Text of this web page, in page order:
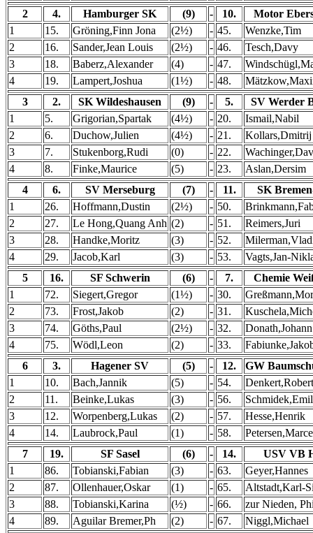
2
4. Hamburger SK (9) - 10.
Motor
1
15. Gröning,Finn Jona (2½) - 45.
Wenzke,Tim
2
16. Sander,Jean Louis (2½) - 46.
Tesch,Davy
3
18. Baberz,Alexander (4) - 47.
4
19. Lampert,Joshua (1½) - 48.
3
2. SK Wildeshausen (9) - 5.
SV Werder
1
5. Grigorian,Spartak (4½) - 20.
Ismail,Nabil
2
6. Duchow,Julien (4½) - 21.
Kollars,Dmitrij
3
7. Stukenborg,Rudi (0) - 22.
4
8. Finke,Maurice (5) - 23.
Aslan,Dersim
4
6. SV Merseburg (7) - 11.
SK
1
26. Hoffmann,Dustin (2½) - 50.
2
27. Le Hong,Quang Anh (2) - 51.
Reimers,Juri
3
28. Handke,Moritz (3) - 52.
4
29. Jacob,Karl (3) - 53.
Vagts,Jan-
5
16. SF Schwerin (6) - 7.
Chemie
1
72. Siegert,Gregor (1½) - 30.
2
73. Frost,Jakob (2) - 31.
3
74. Göths,Paul (2½) - 32.
Donath,Johann
4
75. Wödl,Leon (2) - 33.
6
3. Hagener SV (5) - 12.
GW
1
10. Bach,Jannik (5) - 54.
Denkert,Robert
2
11. Beinke,Lukas (3) - 56.
Schmidek,Emil
3
12. Worpenberg,Lukas (2) - 57.
Hesse,Henrik
4
14. Laubrock,Paul (1) - 58.
7
19. SF Sasel (6) - 14.
USV VB
1
86. Tobianski,Fabian (3) - 63.
Geyer,Hannes
2
87. Ollenhauer,Oskar (1) - 65.
Altstadt,Karl-
3
88. Tobianski,Karina (½) - 66.
zur Nieden,
4
89. Aguilar Bremer,Ph (2) - 67.
Niggl,Michael